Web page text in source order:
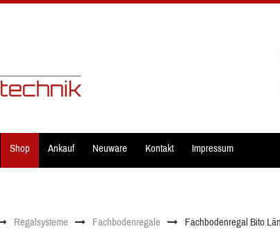
Shop Ankauf Neuware Kontakt Impressum
Regalsysteme Fachbodenregale Fachbodenregal Bito